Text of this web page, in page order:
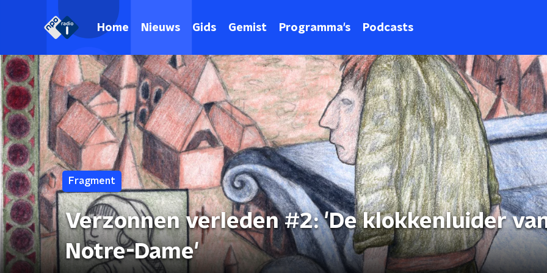
Home Nieuws Gids Gemist Programma's Podcasts
Fragment
Verzonnen verleden #2: 'De klokkenluider
Notre-Dame'